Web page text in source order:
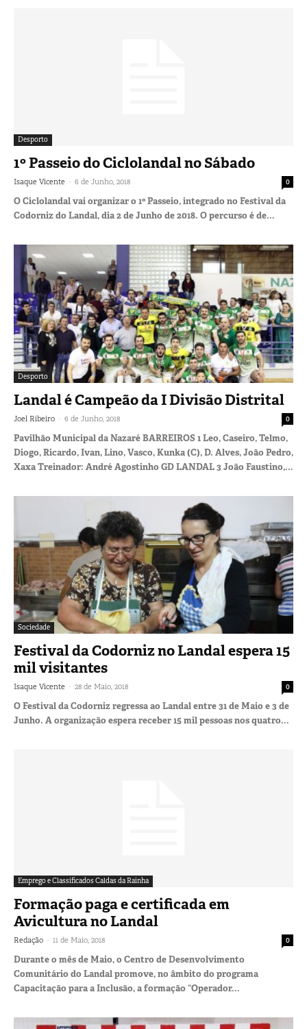
Desporto
1º Passeio do Ciclolandal no Sábado
Isaque Vicente - 6 de Junho, 2018 0
O Ciclolandal vai organizar o 1º Passeio, integrado no Festival da
Codorniz do Landal, dia 2 de Junho de 2018. O percurso é de...
Desporto
Landal é Campeão da I Divisão Distrital
Joel Ribeiro - 6 de Junho, 2018 0
Pavilhão Municipal da Nazaré BARREIROS 1 Leo, Caseiro, Telmo,
Diogo, Ricardo, Ivan, Lino, Vasco, Kunka (C), D. Alves, João Pedro,
Xaxa Treinador: André Agostinho GD LANDAL 3 João Faustino,...
Sociedade
Festival da Codorniz no Landal espera 15
mil visitantes
Isaque Vicente - 28 de Maio, 2018 0
O Festival da Codorniz regressa ao Landal entre 31 de Maio e 3 de
Junho. A organização espera receber 15 mil pessoas nos quatro...
Emprego e Classificados Caldas da Rainha
Formação paga e certificada em
Avicultura no Landal
Redação - 11 de Maio, 2018 0
Durante o mês de Maio, o Centro de Desenvolvimento
Comunitário do Landal promove, no âmbito do programa
Capacitação para a Inclusão, a formação “Operador...